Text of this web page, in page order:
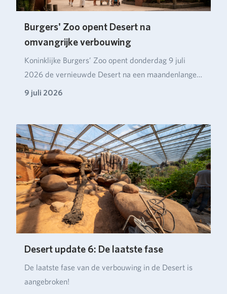
Burgers' Zoo opent Desert na
omvangrijke verbouwing
Koninklijke Burgers’ Zoo opent donderdag 9 juli
2026 de vernieuwde Desert na een maandenlange
verbou…
9 juli 2026
Desert update 6: De laatste fase
De laatste fase van de verbouwing in de Desert is
aangebroken!